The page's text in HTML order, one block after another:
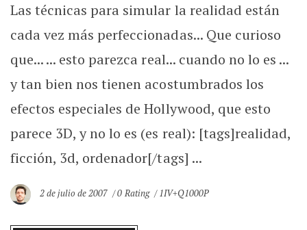
Las técnicas para simular la realidad están
cada vez más perfeccionadas... Que curioso
que... ... esto parezca real... cuando no lo es ...
y tan bien nos tienen acostumbrados los
efectos especiales de Hollywood, que esto
parece 3D, y no lo es (es real): [tags]realidad,
ficción, 3d, ordenador[/tags] ...
2 de julio de 2007 0 Rating 1IV+Q1000P